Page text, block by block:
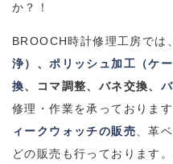
か？！
BROOCH時計修理工房では
浄）、 ポリッシュ加工（ケ
換、コマ調整、バネ交換、
修理・作業を承っております
ィークウォッチの販売 、革
どの販売も行っております。